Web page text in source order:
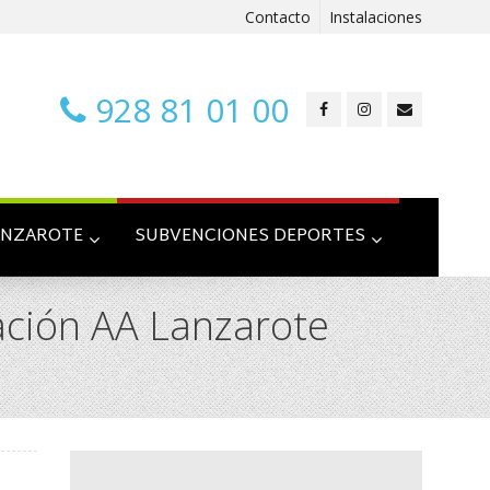
Contacto Instalaciones
928 81 01 00
SUBVENCIONES DEPORTES
AA Lanzarote